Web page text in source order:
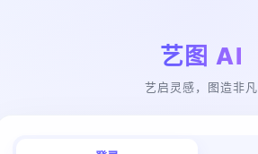
艺图 AI
艺启灵感，图造非凡